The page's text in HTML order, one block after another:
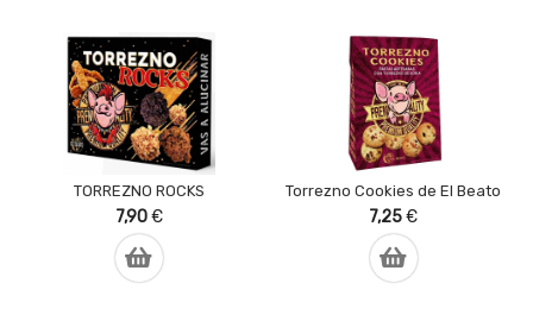
TORREZNO ROCKS
7,90€
Torrezno Cookies de El Beato
7,25€